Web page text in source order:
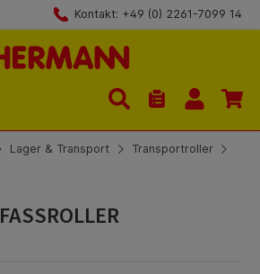
Kontakt: +49 (0) 2261-7099 14
Du hast 0
Lager & Transport
Transportroller
FASSROLLER